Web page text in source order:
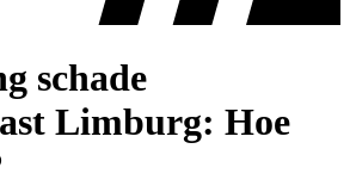
schade
Limburg: Hoe